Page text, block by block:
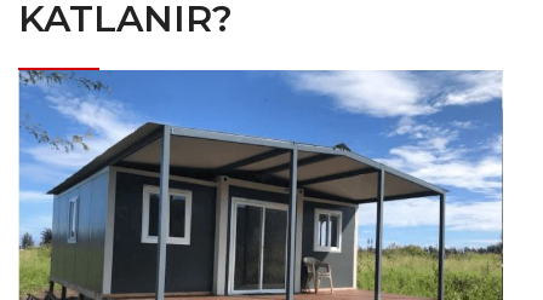
KATLANIR?